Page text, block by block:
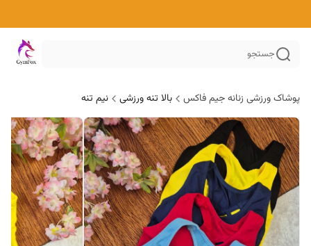
جستجو
پوشاک ورزشی زنانه جیم فاکس بالا تنه ورزشی نیم تنه